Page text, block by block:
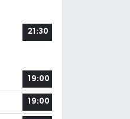
21:30
19:00
19:00